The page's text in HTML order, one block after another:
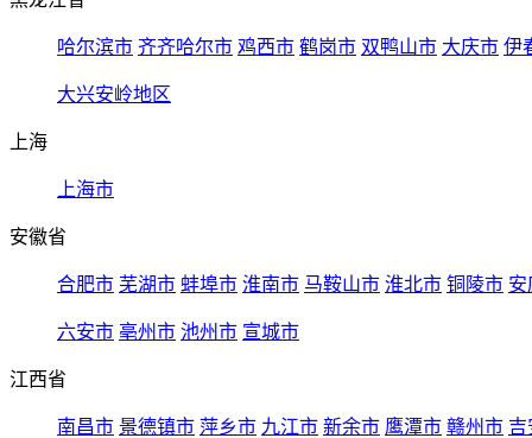
哈尔滨市 齐齐哈尔市 鸡西市 鹤岗市 双鸭山市 大庆市 伊
大兴安岭地区
上海
上海市
安徽省
合肥市 芜湖市 蚌埠市 淮南市 马鞍山市 淮北市 铜陵市 安
六安市 亳州市 池州市 宣城市
江西省
南昌市 景德镇市 萍乡市 九江市 新余市 鹰潭市 赣州市 吉